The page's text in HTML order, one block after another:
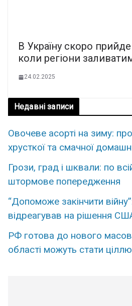
В Україну скоро
коли регіони
24.02.2025
Недавні записи
Овочеве асорті на зиму:
хрусткої та смачної
Грози, град і шквали: по
штормове попередження
“Допоможе закінчити
відреагував на рішення
РФ готова до нового
області можуть стати